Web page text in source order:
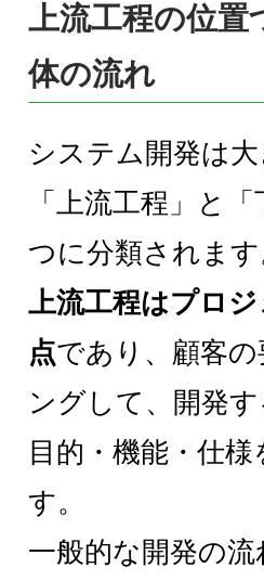
上流工程の位置
体の流れ
システム開発は
「上流工程」と
つに分類されます
上流工程はプロ
点であり、顧客の
ングして、開発
目的・機能・仕
す。
一般的な開発の流